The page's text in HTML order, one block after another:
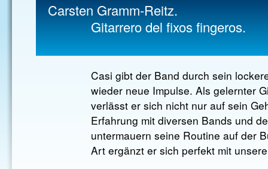
Carsten Gramm-Reitz.
Gitarrero del fixos fingeros.
Casi gibt der Band durch sein
wieder neue Impulse. Als gelernter
verlässt er sich nicht nur auf sein
Erfahrung mit diversen Bands und
untermauern seine Routine auf der
Art ergänzt er sich perfekt mit